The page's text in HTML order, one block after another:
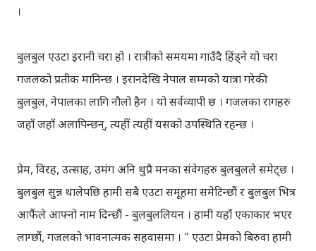
।
बुलबुल एउटा इरानी चरा हो । रात्रीको समयमा गाउँदै हिंड्‍ने यो चरा
गजलको प्रतीक मानिन्छ । इरानदेखि नेपाल सम्मको यात्रा गरेकी
बुलबुल, नेपालका लागि नौलो हैन । यो सर्वव्यापी छ । गजलका रागहरु
जहाँ जहाँ अलापिन्छन्, त्यहीं त्यहीं यसको उपस्थिति रहन्छ ।
प्रेम, विरह, उत्साह, उमंग अनि थुप्रै मनका संवेगहरु बुलबुलले समेट्‍छ ।
बुलबुल सुन्न थालेपछि हामी सबै एउटा समूहमा समेटिन्छौं र बुलबुल भित्र
आफैंले आफ्‍नो नाम दिन्छौं - बुलबुललियन । हामी यहाँ एकाकार भएर
लाग्छौं, गजलको भावनात्मक सहवासमा । " एउटा प्रेमको बिरुवा हामी